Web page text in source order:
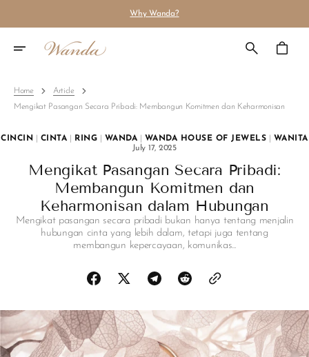
Content
Why Wanda?
Cart
Home
Article
Mengikat Pasangan Secara Pribadi: Membangun Komitmen dan Keharmonisan
CINCIN CINTA RING WANDA WANDA HOUSE OF JEWELS
WANITA
July 17, 2025
Mengikat Pasangan Secara Pribadi:
Membangun Komitmen dan
Keharmonisan dalam Hubungan
Mengikat pasangan secara pribadi bukan hanya tentang menjalin
hubungan cinta yang lebih dalam, tetapi juga tentang
membangun kepercayaan, komunikas...